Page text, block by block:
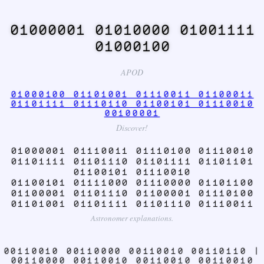
01000001 01010000 01001111
01000100
APOD
01000100 01101001 01110011 01100011
01101111 01110110 01100101 01110010
00100001
Discover!
01000001 01110011 01110100 01110010
01101111 01101110 01101111 01101101
01100101 01110010
01100101 01111000 01110000 01101100
01100001 01101110 01100001 01110100
01101001 01101111 01101110 01110011
Astronomer explanations.
00110010 00110000 00110010 00110110 |
00110000 00110010 00110010 00110010